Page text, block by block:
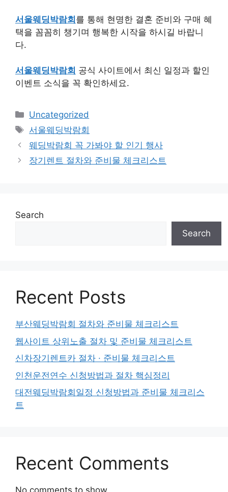
서울웨딩박람회를 통해 현명한 결혼 준비와 구매 혜
택을 꼼꼼히 챙기며 행복한 시작을 하시길 바랍니
다.
서울웨딩박람회 공식 사이트에서 최신 일정과 할인
이벤트 소식을 꼭 확인하세요.
Categories
Uncategorized
Tags
서울웨딩박람회
웨딩박람회 꼭 가봐야 할 인기 행사
장기렌트 절차와 준비물 체크리스트
Search
Search
Recent Posts
부산웨딩박람회 절차와 준비물 체크리스트
웹사이트 상위노출 절차 및 준비물 체크리스트
신차장기렌트카 절차 · 준비물 체크리스트
인천운전연수 신청방법과 절차 핵심정리
대전웨딩박람회일정 신청방법과 준비물 체크리스
트
Recent Comments